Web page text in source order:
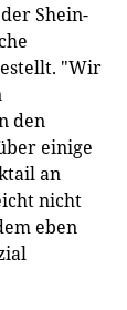
Shein-
"Wir
den
einige
an
nicht
eben